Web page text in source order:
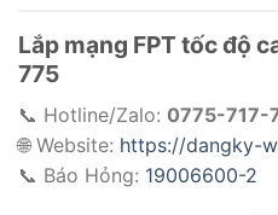
Lắp mạng FPT tốc độ
775
📞 Hotline/Zalo: 0775-717-
🌐 Website: https://dangky-
📞 Báo Hỏng: 19006600-2